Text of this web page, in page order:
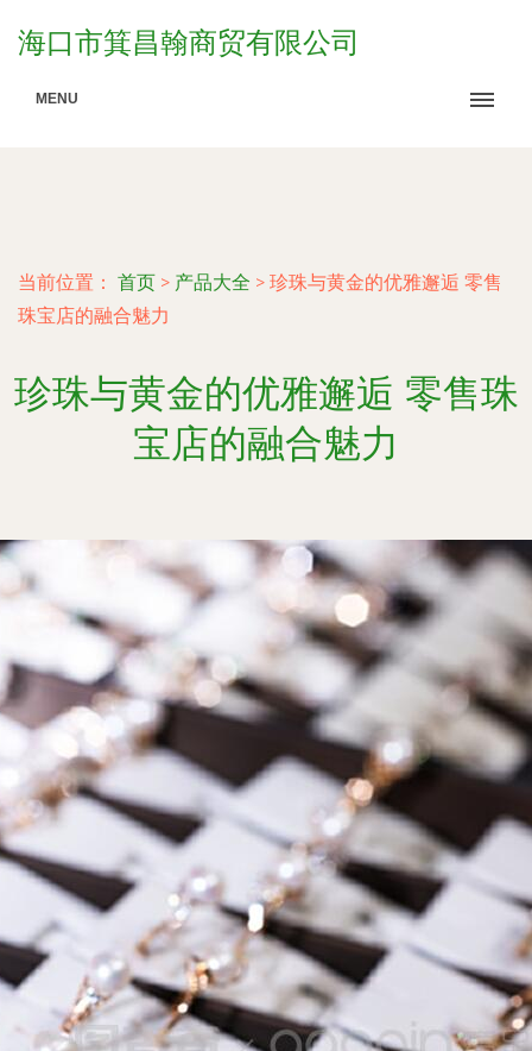
海口市箕昌翰商贸有限公司
MENU
当前位置： 首页 > 产品大全 > 珍珠与黄金的优雅邂逅 零售
珠宝店的融合魅力
珍珠与黄金的优雅邂逅 零售珠
宝店的融合魅力